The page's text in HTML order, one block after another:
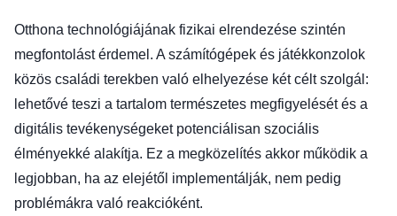
Otthona technológiájának fizikai elrendezése szintén
megfontolást érdemel. A számítógépek és játékkonzolok
közös családi terekben való elhelyezése két célt szolgál:
lehetővé teszi a tartalom természetes megfigyelését és a
digitális tevékenységeket potenciálisan szociális
élményekké alakítja. Ez a megközelítés akkor működik a
legjobban, ha az elejétől implementálják, nem pedig
problémákra való reakcióként.